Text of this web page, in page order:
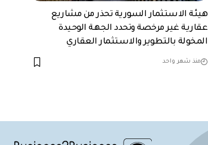
هيئة الاستثمار السورية تحذر من مشاريع
عقارية غير مرخصة وتحدد الجهة الوحيدة
المخولة بالتطوير والاستثمار العقاري
منذ شهر واحد